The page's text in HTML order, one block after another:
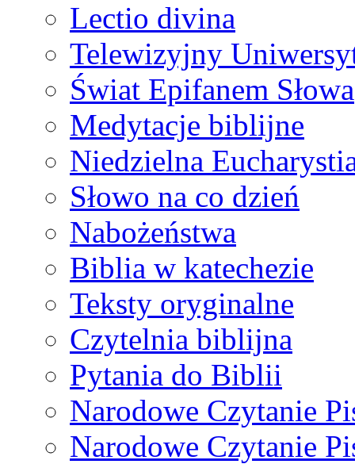
Lectio divina
Telewizyjny
Świat Epifanem Słowa
Medytacje biblijne
Niedzielna
Słowo na co dzień
Nabożeństwa
Biblia w katechezie
Teksty oryginalne
Czytelnia biblijna
Pytania do Biblii
Narodowe Czytanie
Narodowe Czytanie